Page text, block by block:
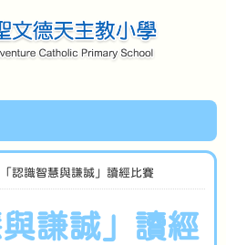
「認識智慧與謙誠」讀經比賽
與謙誠」讀經